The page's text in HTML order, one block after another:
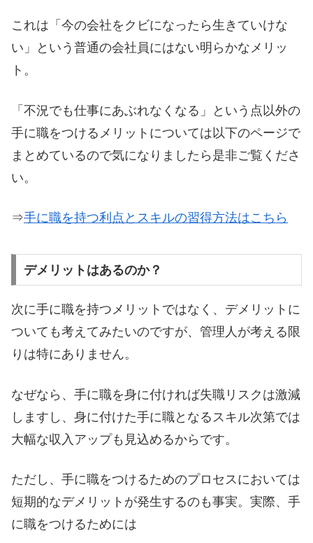
これは「今の会社をクビになったら生きていけな
い」という普通の会社員にはない明らかなメリッ
ト。
「不況でも仕事にあぶれなくなる」という点以外の
手に職をつけるメリットについては以下のページで
まとめているので気になりましたら是非ご覧くださ
い。
⇒手に職を持つ利点とスキルの習得方法はこちら
デメリットはあるのか？
次に手に職を持つメリットではなく、デメリットに
ついても考えてみたいのですが、管理人が考える限
りは特にありません。
なぜなら、手に職を身に付ければ失職リスクは激減
しますし、身に付けた手に職となるスキル次第では
大幅な収入アップも見込めるからです。
ただし、手に職をつけるためのプロセスにおいては
短期的なデメリットが発生するのも事実。実際、手
に職をつけるためには